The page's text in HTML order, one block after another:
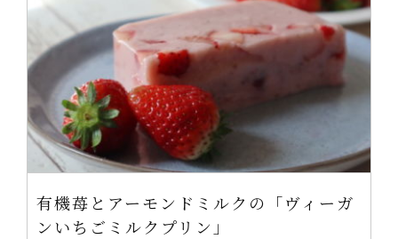
有機苺とアーモンドミルクの「ヴィーガ
ンいちごミルクプリン」